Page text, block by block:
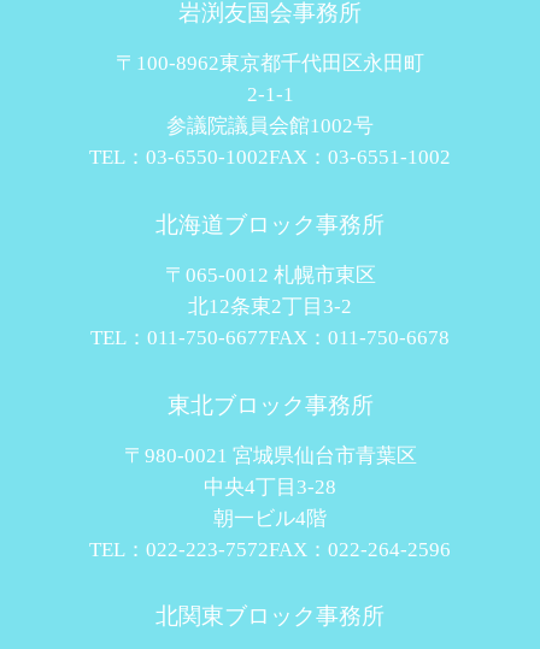
岩渕友国会事務所
〒100-8962東京都千代田区永田町
2-1-1
参議院議員会館1002号
TEL：03-6550-1002FAX：03-6551-1002
北海道ブロック事務所
〒065-0012 札幌市東区
北12条東2丁目3-2
TEL：011-750-6677FAX：011-750-6678
東北ブロック事務所
〒980-0021 宮城県仙台市青葉区
中央4丁目3-28
朝一ビル4階
TEL：022-223-7572FAX：022-264-2596
北関東ブロック事務所